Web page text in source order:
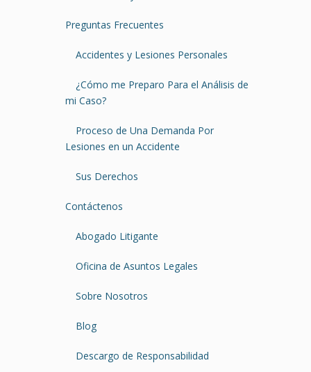
Preguntas Frecuentes
Accidentes y Lesiones Personales
¿Cómo me Preparo Para el Análisis de
mi Caso?
Proceso de Una Demanda Por
Lesiones en un Accidente
Sus Derechos
Contáctenos
Abogado Litigante
Oficina de Asuntos Legales
Sobre Nosotros
Blog
Descargo de Responsabilidad